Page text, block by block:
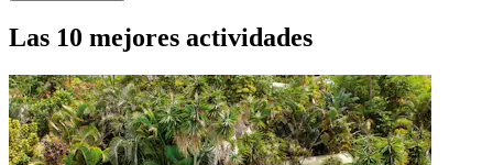
Las 10 mejores actividades